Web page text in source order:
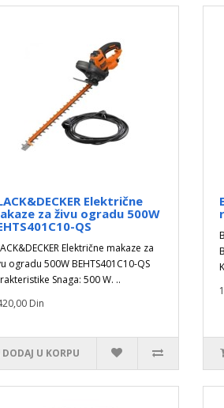
Električne
za živu ogradu 500W
QS
Električne makaze za
ogradu 500W BEHTS401C10-QS
Snaga: 500 W. ..
Din
DODAJ U KORPU